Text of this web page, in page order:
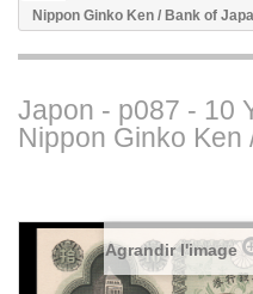
Nippon Ginko Ken / Bank of
Japon - p087 - 10
Nippon Ginko Ken
Agrandir l'image